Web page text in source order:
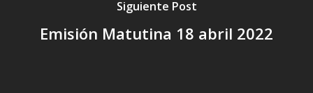
Siguiente Post
Emisión Matutina 18 abril 2022